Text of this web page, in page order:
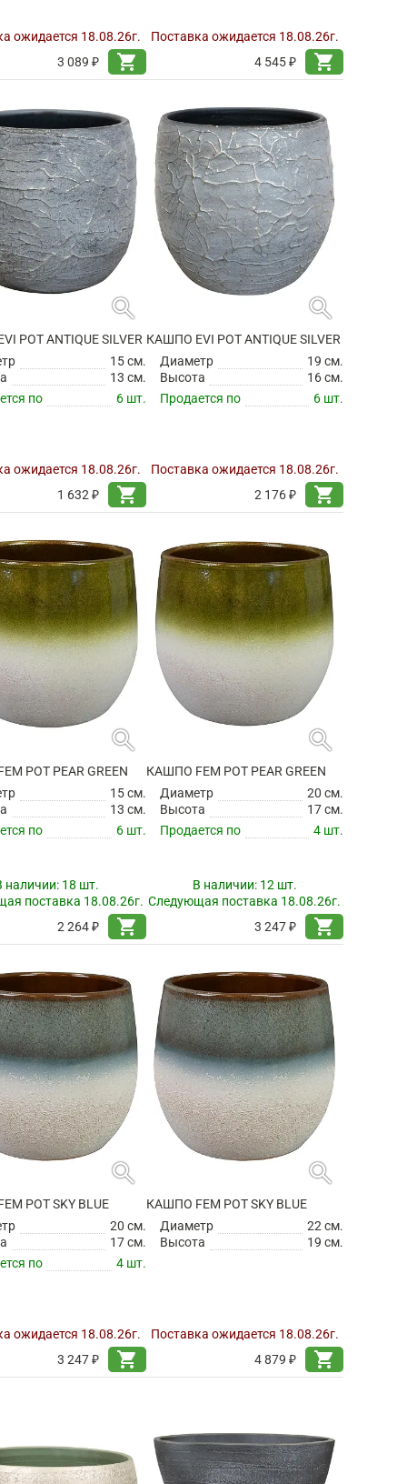
ожидается 18.08.26г.
3 089 ₽
shopping_cart
Поставка ожидается 18.08.26г.
4 545 ₽
shopping_cart
search
POT ANTIQUE SILVER
15 см.
13 см.
по
6 шт.
ожидается 18.08.26г.
1 632 ₽
shopping_cart
search
КАШПО EVI POT ANTIQUE SILVER
Диаметр
19 см.
Высота
16 см.
Продается по
6 шт.
Поставка ожидается 18.08.26г.
2 176 ₽
shopping_cart
search
POT PEAR GREEN
15 см.
13 см.
по
6 шт.
наличии: 18 шт.
поставка 18.08.26г.
2 264 ₽
shopping_cart
search
КАШПО FEM POT PEAR GREEN
Диаметр
20 см.
Высота
17 см.
Продается по
4 шт.
В наличии: 12 шт.
Следующая поставка 18.08.26г.
3 247 ₽
shopping_cart
search
POT SKY BLUE
20 см.
17 см.
по
4 шт.
ожидается 18.08.26г.
3 247 ₽
shopping_cart
search
КАШПО FEM POT SKY BLUE
Диаметр
22 см.
Высота
19 см.
Поставка ожидается 18.08.26г.
4 879 ₽
shopping_cart